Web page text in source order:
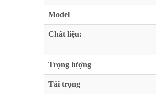
Model
Chất liệu:
Trọng lượng
Tải trọng